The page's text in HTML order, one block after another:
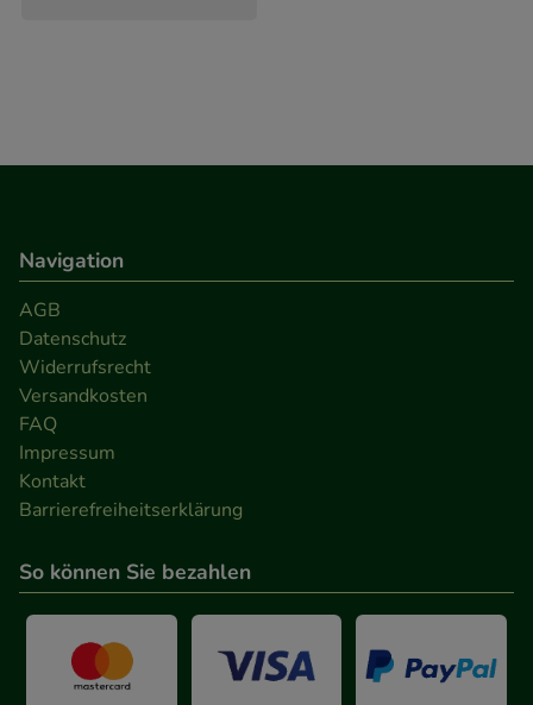
Navigation
AGB
Datenschutz
Widerrufsrecht
Versandkosten
FAQ
Impressum
Kontakt
Barrierefreiheitserklärung
So können Sie bezahlen